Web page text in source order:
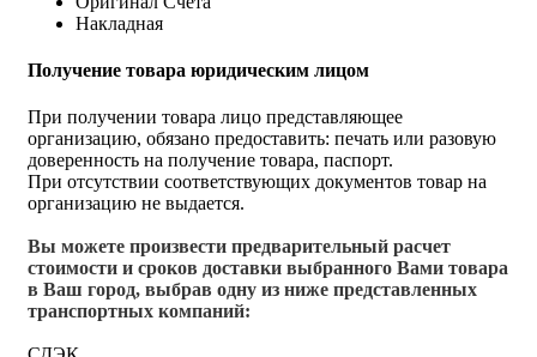
Накладная
Получение товара юридическим лицом
При получении товара лицо представляющее
организацию, обязано предоставить: печать или разовую
доверенность на получение товара, паспорт.
При отсутствии соответствующих документов товар на
организацию не выдается.
Вы можете произвести предварительный расчет
стоимости и сроков доставки выбранного Вами товара
в Ваш город, выбрав одну из ниже представленных
транспортных компаний: